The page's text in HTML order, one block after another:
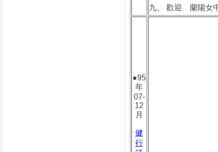
九、 歡迎 蘭陽女
●95
年
07-
12
月
健
行